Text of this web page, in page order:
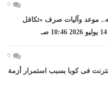
0
مليارات جنيه.. موعد وآليات صرف «تكافل
0
فى كوبا بسبب استمرار أزمة